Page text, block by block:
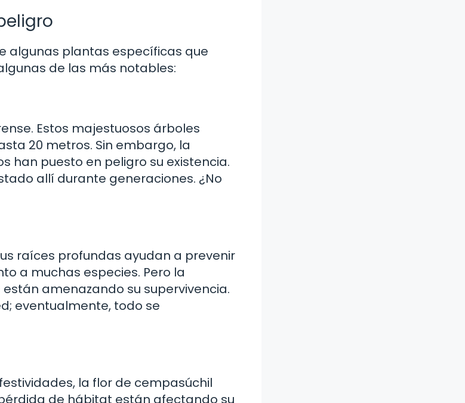
algunas plantas específicas que
de las más notables:
Estos majestuosos árboles
20 metros. Sin embargo, la
han puesto en peligro su existencia.
allí durante generaciones. ¿No
raíces profundas ayudan a prevenir
a muchas especies. Pero la
amenazando su supervivencia.
eventualmente, todo se
la flor de cempasúchil
de hábitat están afectando su